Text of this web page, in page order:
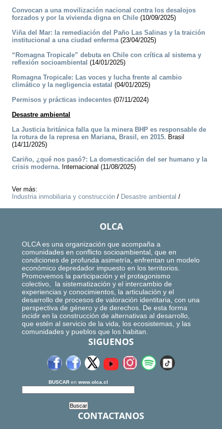
Convocan a una movilización nacional contra los desalojos
forzados y por la vivienda digna en Chile (10/09/2025)
Viña del Mar: la remediación del Paño Las Salinas y la traición
institucional a una ciudad enferma(23/04/2025)
“Romagna Tropicale” debuta en Chile con crítica al sistema y
reflexión socioambiental (14/01/2025)
Romagna Tropicale: Las voces y lucha frente al cambio
climático y la negligencia estatal (04/01/2025)
Permisos y prácticas indecentes (07/11/2024)
Desastre ambiental
La Justicia británica falla que la minera BHP es responsable de
la rotura de la represa en Mariana, Brasil, en 2015. Brasil
(14/11/2025)
Cariño, ¿qué nos pasó?: La domesticación del ser humano y la
crisis moderna. Internacional (11/08/2025)
Ver más:
Industria inmobiliaria y construcción / Desastre ambiental /
OLCA
OLCA es una organización que acompaña a
comunidades en conflicto socioambiental, que en
condiciones de profunda asimetría, enfrentan un modelo
económico depredador impuesto en los territorios.
Promovemos la participación y el protagonismo
colectivo, la sistematización y el intercambio de
experiencias y conocimientos, la articulación y el
desarrollo de procesos de valoración identitaria, con una
perspectiva de género y de derechos. De esta forma
incidir en la construcción de alternativas al desarrollo,
que estén al servicio de la vida, los ecosistemas, y las
comunidades y pueblos que los habitan.
SIGUENOS
BUSCAR en www.olca.cl
CONTACTANOS